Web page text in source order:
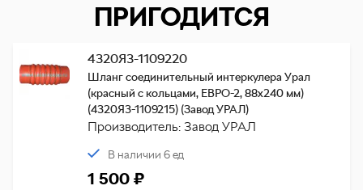
ПРИГОДИТСЯ
4320Я3-1109220
Шланг соединительный интеркулера Урал
(красный с кольцами, ЕВРО-2, 88х240 мм)
(4320Я3-1109215) (Завод УРАЛ)
Производитель: Завод УРАЛ
В наличии 6 ед
1 500 ₽